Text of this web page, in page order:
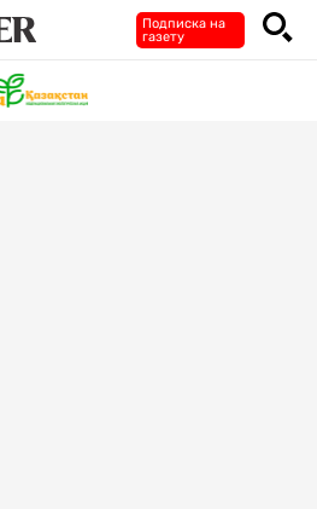
Подписка на
газету